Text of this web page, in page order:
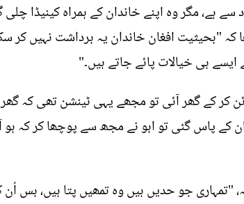
ہے، مگر وہ اپنے خاندان کے ہمراہ کینیڈا
کہ "بحیثیت افغان خاندان یہ برداشت نہیں
ایسے ہی خیالات پائے جاتے ہیں۔"
کر کے گھر آئی تو مجھے یہی ٹینشن تھی کہ گھر
کے پاس گئی تو ابو نے مجھ سے پوچھا کر کہ
جو حدیں ہیں وہ تمھیں پتا ہیں، بس اُن